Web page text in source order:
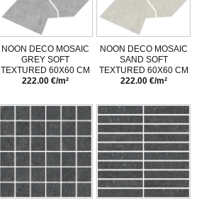
NOON DECO MOSAIC
GREY SOFT
TEXTURED 60X60 CM
222.00 €/m²
NOON DECO MOSAIC
SAND SOFT
TEXTURED 60X60 CM
222.00 €/m²